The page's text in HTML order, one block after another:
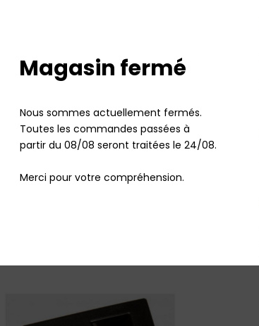
Vorwerk
Corps
Sur
Magasin fermé
Nous sommes actuellement fermés.
Toutes les commandes passées à
partir du 08/08 seront traitées le 24/08.
Merci pour votre compréhension.